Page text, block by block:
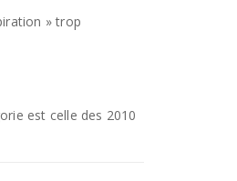
» trop
est celle des 2010